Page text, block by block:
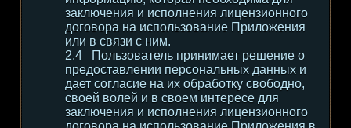
заключения и исполнения лицензионного
договора на использование Приложения
или в связи с ним.
Пользователь принимает решение о
предоставлении персональных данных и
дает согласие на их обработку свободно,
своей волей и в своем интересе для
заключения и исполнения лицензионного